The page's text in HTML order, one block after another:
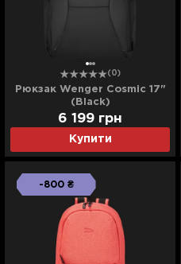
(0)
Рюкзак Wenger Cosmic 17"
(Black)
Купити
6 199 грн
-800 ₴